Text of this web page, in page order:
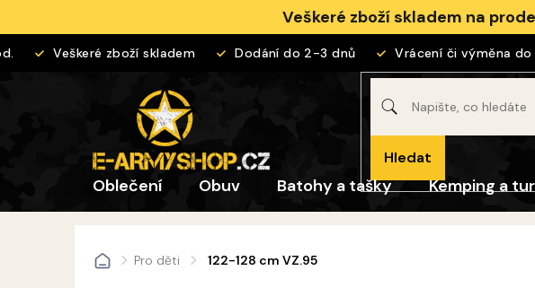
obsah
Veškeré zboží skladem na
Veškeré zboží skladem Dodání do 2-3 dnů Vrácení či výměna do
Hledat
Oblečení Obuv Batohy a tašky Kemping a
DomůPro děti 122-128 cm VZ.95